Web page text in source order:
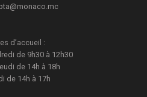
d’accueil :
de 9h30 à 12h30
de 14h à 18h
de 14h à 17h